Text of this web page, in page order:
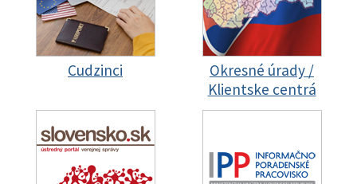
Cudzinci
Okresné úrady /
Klientske centrá